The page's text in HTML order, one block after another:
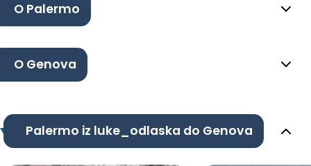
O Palermo
O Genova
Palermo iz luke_odlaska do Genova